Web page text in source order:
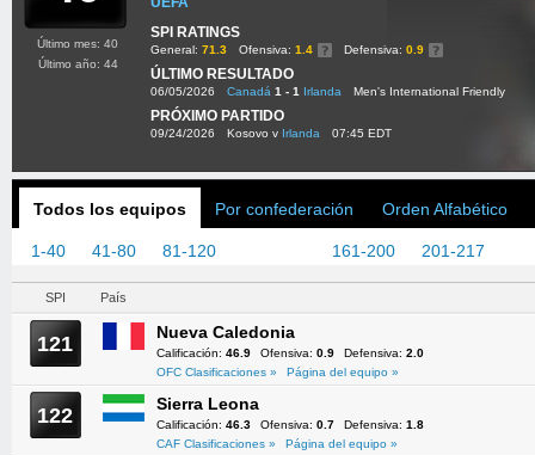
SPI RATINGS
General: 71.3 Ofensiva: 1.4 Defensiva: 0.9
ÚLTIMO RESULTADO
06/05/2026 Canadá 1 - 1 Irlanda Men's International Friendly
PRÓXIMO PARTIDO
09/24/2026 Kosovo v Irlanda 07:45 EDT
Último mes: 40
Último año: 44
Todos los equipos Por confederación Orden Alfabético
1-40 41-80 81-120 161-200 201-217
SPI País
121 Nueva Caledonia
Calificación: 46.9 Ofensiva: 0.9 Defensiva: 2.0
OFC Clasificaciones »
Página del equipo »
122 Sierra Leona
Calificación: 46.3 Ofensiva: 0.7 Defensiva: 1.8
CAF Clasificaciones »
Página del equipo »